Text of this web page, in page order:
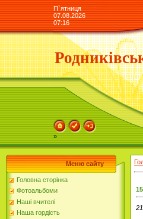
П`ятниця
07.08.2026
07:16
»
Меню сайту
Головна сторінка
Фотоальбоми
Наші вчителі
Наша гордість